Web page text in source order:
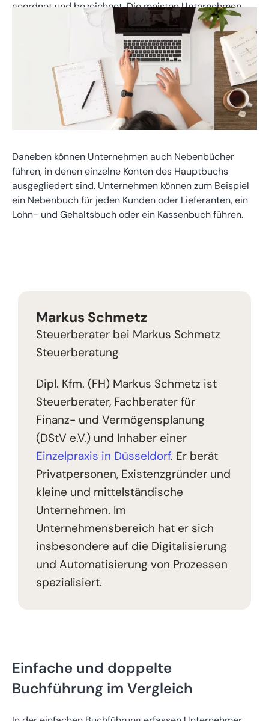
geordnet und bezeichnet. Die meisten Unternehmen
nutzen den standardisierten Kontenrahmen (SKR).
Daneben können Unternehmen auch Nebenbücher
führen, in denen einzelne Konten des Hauptbuchs
ausgegliedert sind. Unternehmen können zum Beispiel
ein Nebenbuch für jeden Kunden oder Lieferanten, ein
Lohn- und Gehaltsbuch oder ein Kassenbuch führen.
Markus Schmetz
Steuerberater bei Markus Schmetz
Steuerberatung
Dipl. Kfm. (FH) Markus Schmetz ist
Steuerberater, Fachberater für
Finanz- und Vermögensplanung
(DStV e.V.) und Inhaber einer
Einzelpraxis in Düsseldorf. Er berät
Privatpersonen, Existenzgründer und
kleine und mittelständische
Unternehmen. Im
Unternehmensbereich hat er sich
insbesondere auf die Digitalisierung
und Automatisierung von Prozessen
spezialisiert.
Einfache und doppelte
Buchführung im Vergleich